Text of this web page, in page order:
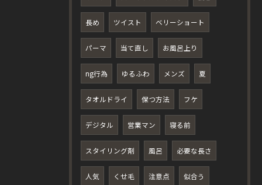
長め ツイスト ベリーショート
パーマ 当て直し お風呂上り
ng行為 ゆるふわ メンズ 夏
タオルドライ 保つ方法 フケ
デジタル 営業マン 寝る前
スタイリング剤 風呂 必要な長さ
人気 くせ毛 注意点 似合う